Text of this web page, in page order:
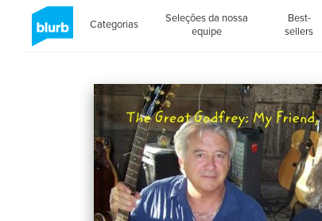
Categorias
Seleções da nossa
equipe
Best-
sellers